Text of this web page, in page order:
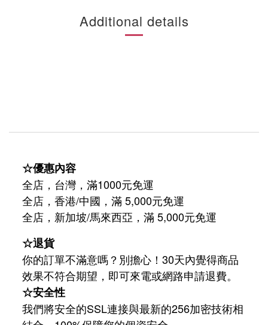
Additional details
☆優惠內容
全店，台灣，滿1000元免運
全店，香港/中國，滿 5,000元免運
全店，新加坡/馬來西亞，滿 5,000元免運
☆退貨
你的訂單不滿意嗎？別擔心！30天內覺得商品
效果不符合期望，即可來電或網路申請退費。
☆安全性
我們將安全的SSL連接與最新的256加密技術相